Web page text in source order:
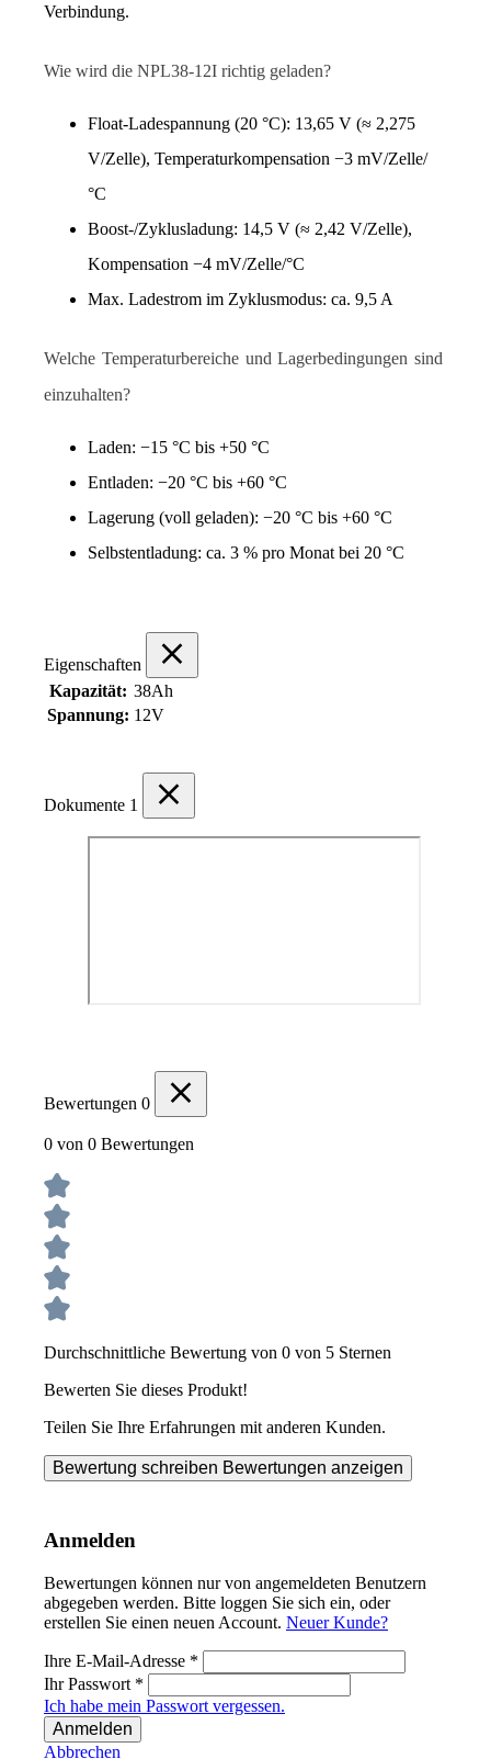
Verbindung.
Wie wird die NPL38-12I richtig geladen?
Float-Ladespannung (20 °C): 13,65 V (≈ 2,275
V/Zelle), Temperaturkompensation −3 mV/Zelle/
°C
Boost-/Zyklusladung: 14,5 V (≈ 2,42 V/Zelle),
Kompensation −4 mV/Zelle/°C
Max. Ladestrom im Zyklusmodus: ca. 9,5 A
Welche Temperaturbereiche und Lagerbedingungen sind
einzuhalten?
Laden: −15 °C bis +50 °C
Entladen: −20 °C bis +60 °C
Lagerung (voll geladen): −20 °C bis +60 °C
Selbstentladung: ca. 3 % pro Monat bei 20 °C
Eigenschaften
Kapazität: 38Ah
Spannung: 12V
Dokumente 1
Bewertungen 0
0 von 0 Bewertungen
Durchschnittliche Bewertung von 0 von 5 Sternen
Bewerten Sie dieses Produkt!
Teilen Sie Ihre Erfahrungen mit anderen Kunden.
Bewertung schreiben Bewertungen anzeigen
Anmelden
Bewertungen können nur von angemeldeten Benutzern
abgegeben werden. Bitte loggen Sie sich ein, oder
erstellen Sie einen neuen Account. Neuer Kunde?
Ihre E-Mail-Adresse *
Ihr Passwort *
Ich habe mein Passwort vergessen.
Anmelden
Abbrechen